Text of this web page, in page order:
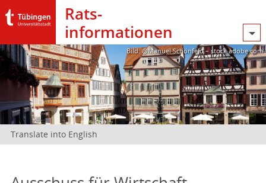
Rats­
informationen
Bild: @Manuel Schönfeld – stock.adobe.com
Translate into English